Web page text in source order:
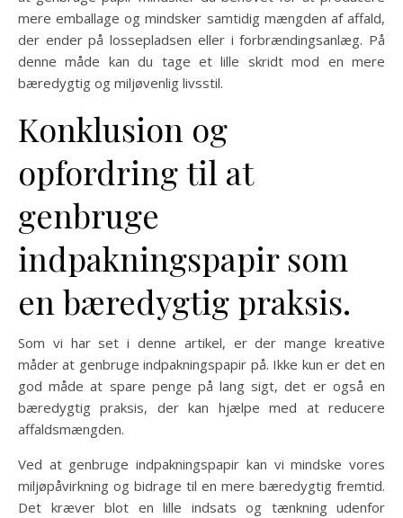
mere emballage og mindsker samtidig mængden af affald,
der ender på lossepladsen eller i forbrændingsanlæg. På
denne måde kan du tage et lille skridt mod en mere
bæredygtig og miljøvenlig livsstil.
Konklusion og
opfordring til at
genbruge
indpakningspapir som
en bæredygtig praksis.
Som vi har set i denne artikel, er der mange kreative
måder at genbruge indpakningspapir på. Ikke kun er det en
god måde at spare penge på lang sigt, det er også en
bæredygtig praksis, der kan hjælpe med at reducere
affaldsmængden.
Ved at genbruge indpakningspapir kan vi mindske vores
miljøpåvirkning og bidrage til en mere bæredygtig fremtid.
Det kræver blot en lille indsats og tænkning udenfor